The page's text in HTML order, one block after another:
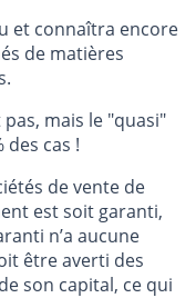
et connaîtra encore
de matières
mais le "quasi"
cas !
de vente de
est soit garanti,
n’a aucune
être averti des
son capital, ce qui